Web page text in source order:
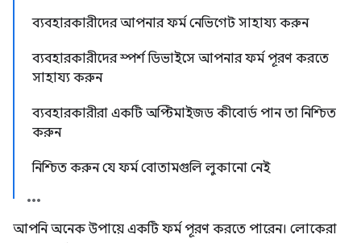
ব্যবহারকারীদের আপনার ফর্ম নেভিগেট সাহায্য করুন
ব্যবহারকারীদের স্পর্শ ডিভাইসে আপনার ফর্ম পূরণ করতে
সাহায্য করুন
ব্যবহারকারীরা একটি অপ্টিমাইজড কীবোর্ড পান তা নিশ্চিত
করুন
নিশ্চিত করুন যে ফর্ম বোতামগুলি লুকানো নেই
আপনি অনেক উপায়ে একটি ফর্ম পূরণ করতে পারেন। লোকেরা